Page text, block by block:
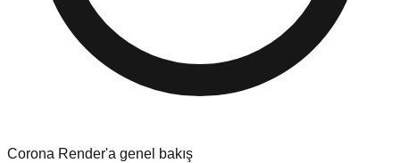
Corona Render'a genel bakış